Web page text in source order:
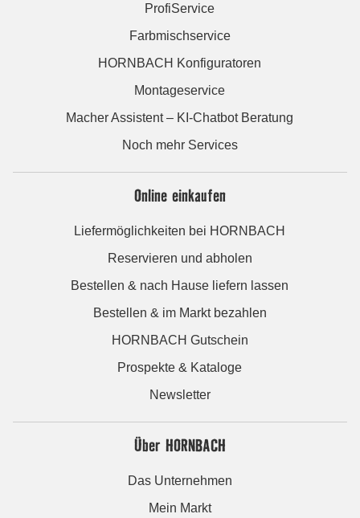
ProfiService
Farbmischservice
HORNBACH Konfiguratoren
Montageservice
Macher Assistent – KI-Chatbot Beratung
Noch mehr Services
Online einkaufen
Liefermöglichkeiten bei HORNBACH
Reservieren und abholen
Bestellen & nach Hause liefern lassen
Bestellen & im Markt bezahlen
HORNBACH Gutschein
Prospekte & Kataloge
Newsletter
Über HORNBACH
Das Unternehmen
Mein Markt